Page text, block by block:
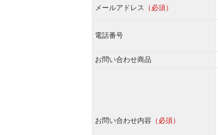
メールアドレス （必須）
電話番号
お問い合わせ商品
お問い合わせ内容 （必須）